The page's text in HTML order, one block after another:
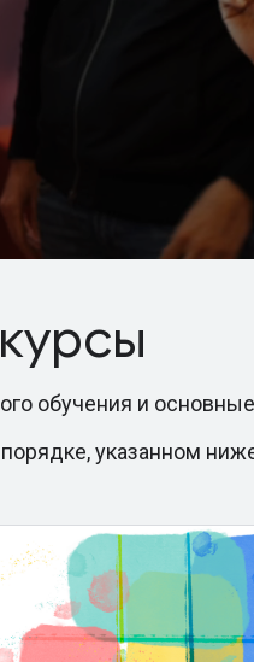
обучения и
указанном